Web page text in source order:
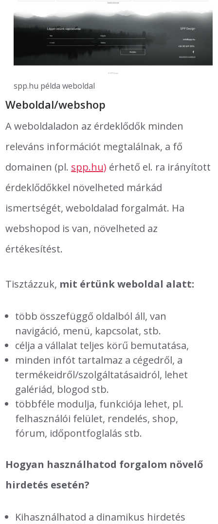
spp.hu példa weboldal
Weboldal/webshop
A weboldaladon az érdeklődők minden
releváns információt megtalálnak, a fő
domainen (pl. spp.hu) érhető el. ra irányított
érdeklődőkkel növelheted márkád
ismertségét, weboldalad forgalmát. Ha
webshopod is van, növelheted az
értékesítést.
Tisztázzuk, mit értünk weboldal alatt:
több összefüggő oldalból áll, van
navigáció, menü, kapcsolat, stb.
célja a vállalat teljes körű bemutatása,
minden infót tartalmaz a cégedről, a
termékeidről/szolgáltatásaidról, lehet
galériád, blogod stb.
többféle modulja, funkciója lehet, pl.
felhasználói felület, rendelés, shop,
fórum, időpontfoglalás stb.
Hogyan használhatod forgalom növelő
hirdetés esetén?
Kihasználhatod a dinamikus hirdetés